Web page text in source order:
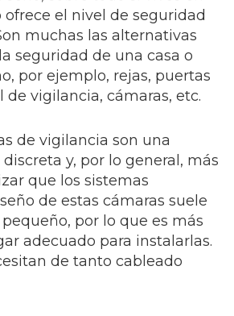
el nivel de seguridad
muchas las alternativas
seguridad de una casa o
por ejemplo, rejas, puertas
de vigilancia, cámaras, etc.
de vigilancia son una
y, por lo general, más
que los sistemas
de estas cámaras suele
por lo que es más
adecuado para instalarlas.
de tanto cableado